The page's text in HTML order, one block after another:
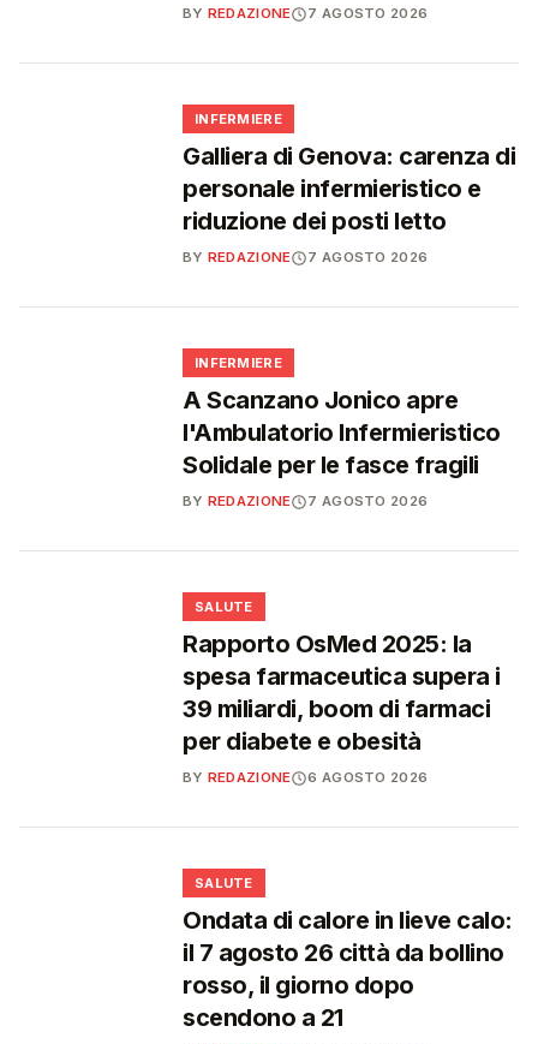
BY REDAZIONE 7 AGOSTO 2026
INFERMIERE
Galliera di Genova: carenza di
personale infermieristico e
riduzione dei posti letto
BY REDAZIONE 7 AGOSTO 2026
INFERMIERE
A Scanzano Jonico apre
l'Ambulatorio Infermieristico
Solidale per le fasce fragili
BY REDAZIONE 7 AGOSTO 2026
SALUTE
Rapporto OsMed 2025: la
spesa farmaceutica supera i
39 miliardi, boom di farmaci
per diabete e obesità
BY REDAZIONE 6 AGOSTO 2026
SALUTE
Ondata di calore in lieve calo:
il 7 agosto 26 città da bollino
rosso, il giorno dopo
scendono a 21